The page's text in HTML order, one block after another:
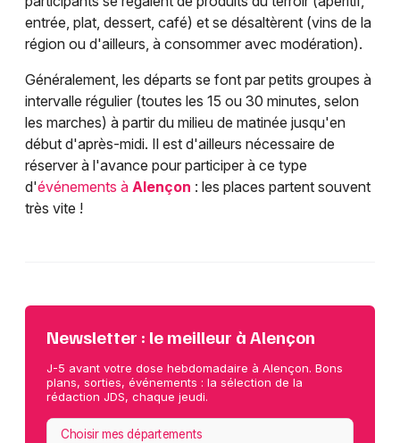
entrée, plat, dessert, café) et se désaltèrent (vins de la
région ou d'ailleurs, à consommer avec modération).
Généralement, les départs se font par petits groupes à
intervalle régulier (toutes les 15 ou 30 minutes, selon
les marches) à partir du milieu de matinée jusqu'en
début d'après-midi. Il est d'ailleurs nécessaire de
réserver à l'avance pour participer à ce type
d'événements à Alençon : les places partent souvent
très vite !
Newsletter : le meilleur à Alençon
J-5 avant votre dose hebdomadaire à Alençon. Bons
plans, sorties, événements : la sélection de la
rédaction JDS, chaque jeudi.
Choisir mes départements